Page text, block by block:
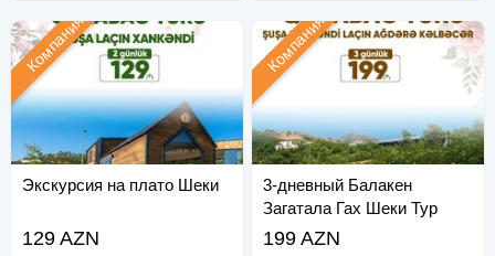
Экскурсия на плато Шеки
Компания
129 AZN
3-дневный Балакен
Загатала Гах Шеки Тур
Компания
199 AZN